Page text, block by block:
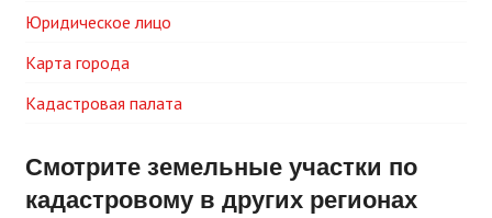
Юридическое лицо
Карта города
Кадастровая палата
Смотрите земельные участки по
кадастровому в других регионах